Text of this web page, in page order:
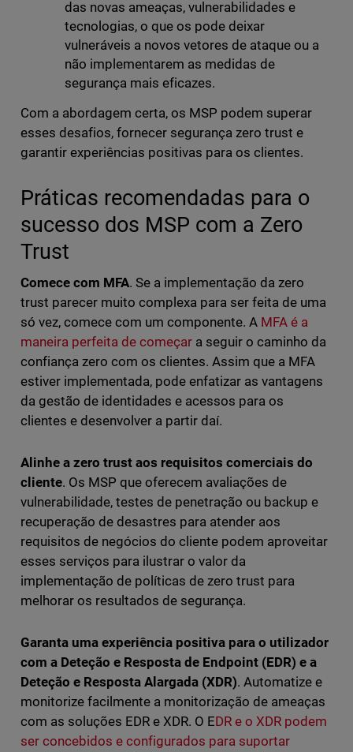
das novas ameaças, vulnerabilidades e
tecnologias, o que os pode deixar
vulneráveis a novos vetores de ataque ou a
não implementarem as medidas de
segurança mais eficazes.
Com a abordagem certa, os MSP podem superar
esses desafios, fornecer segurança zero trust e
garantir experiências positivas para os clientes.
Práticas recomendadas para o
sucesso dos MSP com a Zero
Trust
Comece com MFA. Se a implementação da zero
trust parecer muito complexa para ser feita de uma
só vez, comece com um componente. A MFA é a
maneira perfeita de começara seguir o caminho da
confiança zero com os clientes. Assim que a MFA
estiver implementada, pode enfatizar as vantagens
da gestão de identidades e acessos para os
clientes e desenvolver a partir daí.
Alinhe a zero trust aos requisitos comerciais do
cliente. Os MSP que oferecem avaliações de
vulnerabilidade, testes de penetração ou backup e
recuperação de desastres para atender aos
requisitos de negócios do cliente podem aproveitar
esses serviços para ilustrar o valor da
implementação de políticas de zero trust para
melhorar os resultados de segurança.
Garanta uma experiência positiva para o utilizador
com a Deteção e Resposta de Endpoint (EDR) e a
Deteção e Resposta Alargada (XDR). Automatize e
monitorize facilmente a monitorização de ameaças
com as soluções EDR e XDR. O EDR e o XDR podem
ser concebidos e configurados para suportar